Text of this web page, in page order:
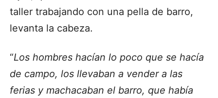
taller trabajando con una pella de barro,
levanta la cabeza.
“Los hombres hacían lo poco que se hacía
de campo, los llevaban a vender a las
ferias y machacaban el barro, que había